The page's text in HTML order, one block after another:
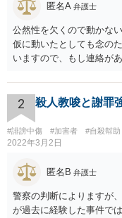
匿名A 弁護士
公然性を欠くので動かな
仮に動いたとしても念の
いますので、もし連絡が
ジでのやりとりなので、
や侮辱には当たらないと
があると言っているのか
てきたのか尋ねることが
2 殺人教唆と謝罪
#誹謗中傷 #加害者 #自殺幇助
2022年3月2日
匿名B 弁護士
警察の判断によりますが
が過去に経験した事件で